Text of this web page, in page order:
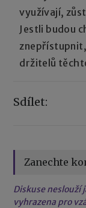
využívají,
Jestli budou
držitelů
Sdílet:
Zanechte
Diskuse neslouží
vyhrazena pro